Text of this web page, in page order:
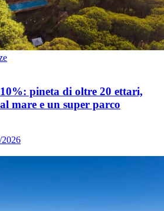
pineta di oltre 20 ettari,
mare e un super parco